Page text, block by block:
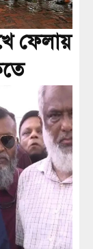
ফেলায়